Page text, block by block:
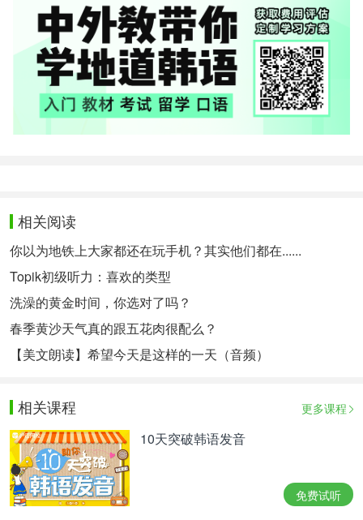
相关阅读
你以为地铁上大家都还在玩手机？其实他们都在......
Topik初级听力：喜欢的类型
洗澡的黄金时间，你选对了吗？
春季黄沙天气真的跟五花肉很配么？
【美文朗读】希望今天是这样的一天（音频）
相关课程 更多课程
10天突破韩语发音
免费试听